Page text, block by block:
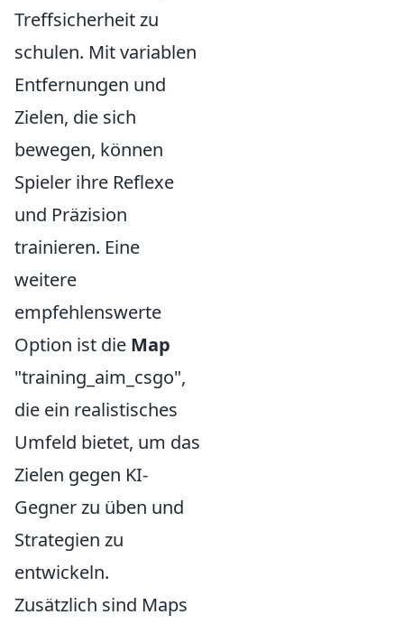
Treffsicherheit zu
schulen. Mit variablen
Entfernungen und
Zielen, die sich
bewegen, können
Spieler ihre Reflexe
und Präzision
trainieren. Eine
weitere
empfehlenswerte
Option ist die Map
"training_aim_csgo",
die ein realistisches
Umfeld bietet, um das
Zielen gegen KI-
Gegner zu üben und
Strategien zu
entwickeln.
Zusätzlich sind Maps